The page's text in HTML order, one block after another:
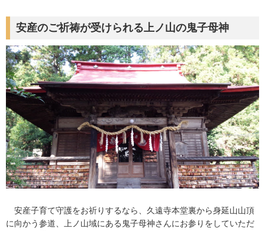
安産のご祈祷が受けられる上ノ山の鬼子母神
安産子育て守護をお祈りするなら、久遠寺本堂裏から身延山山頂
に向かう参道、上ノ山域にある鬼子母神さんにお参りをしていただ